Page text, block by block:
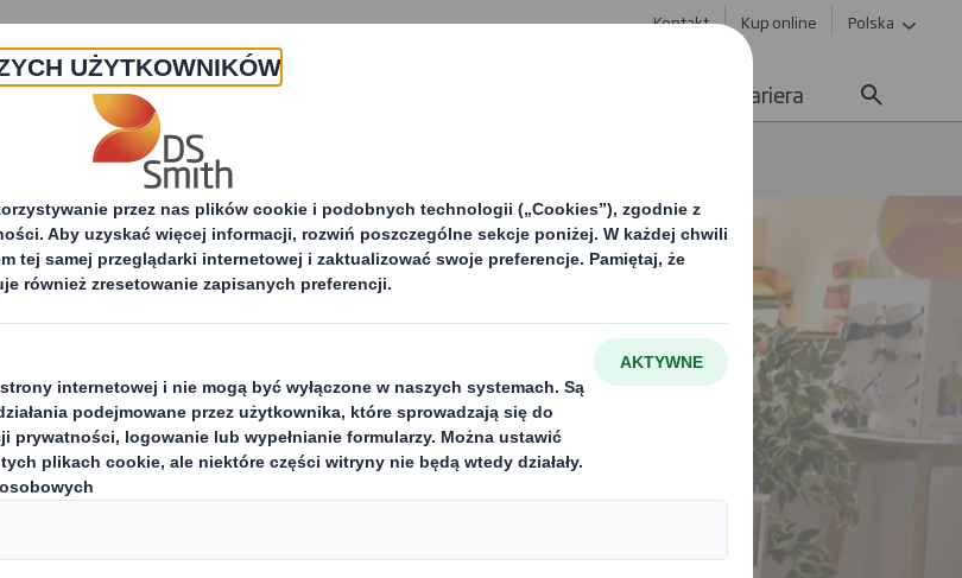
Kontakt Kup online Polska
O nas Produkty i usługi Kariera
Strategia Zrównoważonego Rozwoju